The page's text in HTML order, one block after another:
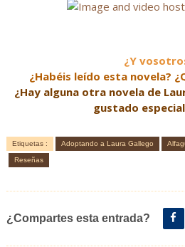
¿Y
¿Habéis leído esta novela?
¿Hay alguna otra novela de
gustado
Etiquetas : Adoptando a Laura Gallego
Reseñas
¿Compartes esta entrada?